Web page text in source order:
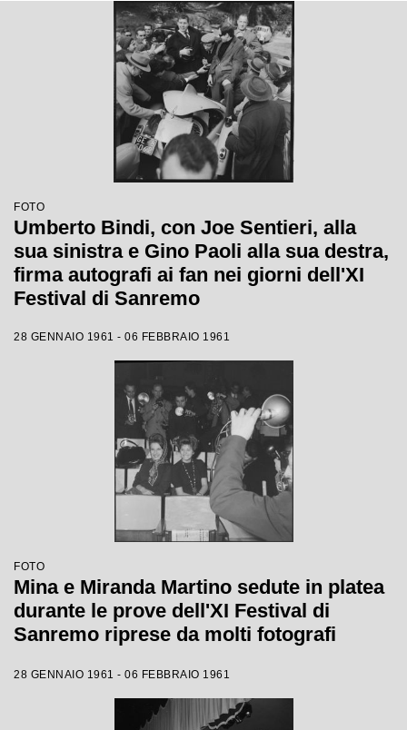
FOTO
Umberto Bindi, con Joe Sentieri, alla
sua sinistra e Gino Paoli alla sua destra,
firma autografi ai fan nei giorni dell'XI
Festival di Sanremo
28 GENNAIO 1961 - 06 FEBBRAIO 1961
FOTO
Mina e Miranda Martino sedute in platea
durante le prove dell'XI Festival di
Sanremo riprese da molti fotografi
28 GENNAIO 1961 - 06 FEBBRAIO 1961